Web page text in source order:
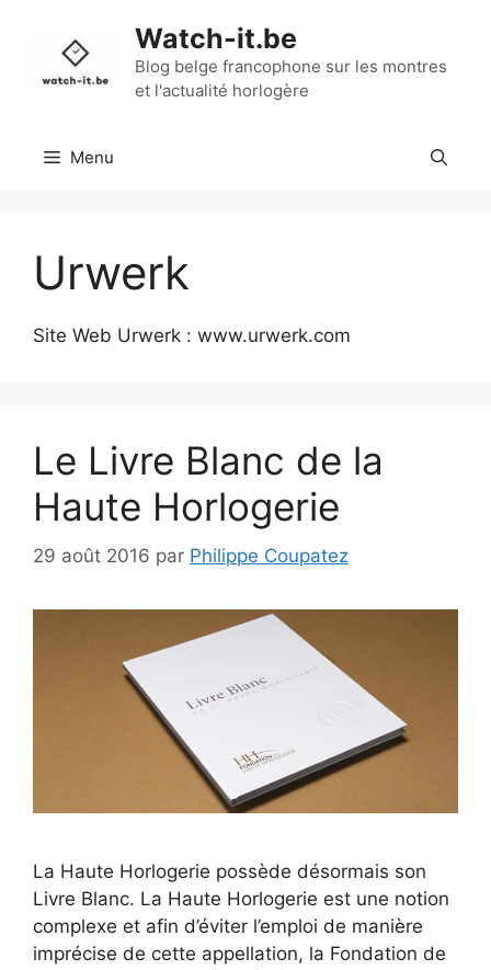
contenu
Watch-it.be
Blog belge francophone sur les montres
et l'actualité horlogère
Menu
Urwerk
Site Web Urwerk : www.urwerk.com
Le Livre Blanc de la
Haute Horlogerie
29 août 2016 par Philippe Coupatez
La Haute Horlogerie possède désormais son
Livre Blanc. La Haute Horlogerie est une notion
complexe et afin d’éviter l’emploi de manière
imprécise de cette appellation, la Fondation de